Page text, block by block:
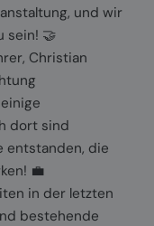
und wir
sein! 🤝
Christian
dort sind
entstanden, die
💼
in der letzten
bestehende